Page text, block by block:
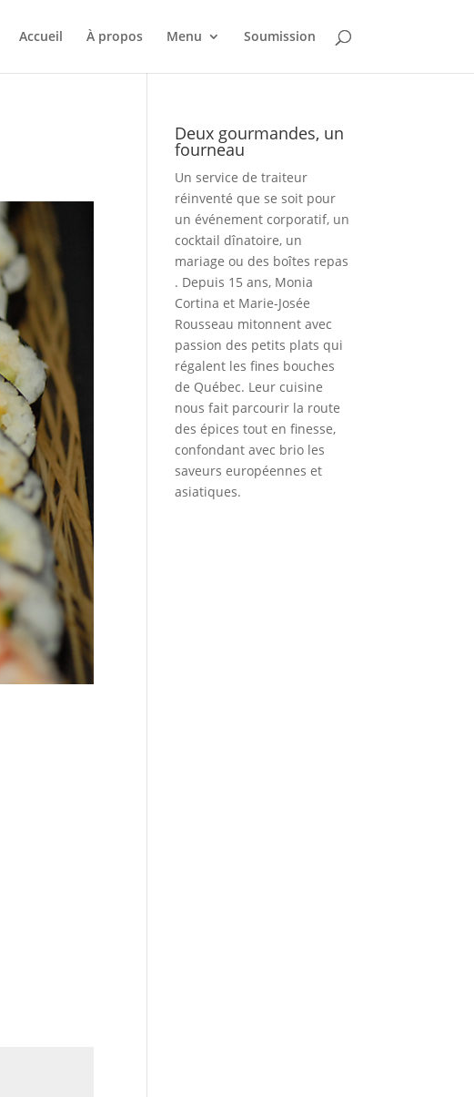
Accueil À propos Menu Soumission
Deux gourmandes, un
fourneau
Un service de traiteur
réinventé que se soit pour
un événement corporatif, un
cocktail dînatoire, un
mariage ou des boîtes repas
. Depuis 15 ans, Monia
Cortina et Marie-Josée
Rousseau mitonnent avec
passion des petits plats qui
régalent les fines bouches
de Québec. Leur cuisine
nous fait parcourir la route
des épices tout en finesse,
confondant avec brio les
saveurs européennes et
asiatiques.